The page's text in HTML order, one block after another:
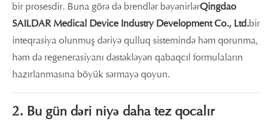
bir prosesdir. Buna görə də brendlər bəyənirlərQingdao
SAILDAR Medical Device Industry Development Co., Ltd.bir
inteqrasiya olunmuş dəriyə qulluq sistemində həm qorunma,
həm də regenerasiyanı dəstəkləyən qabaqcıl formulaların
hazırlanmasına böyük sərmayə qoyun.
2. Bu gün dəri niyə daha tez qocalır